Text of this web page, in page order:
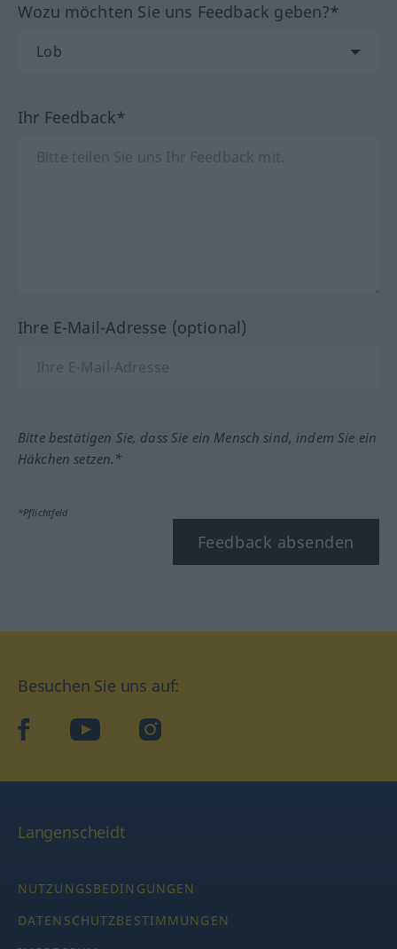
Wozu möchten Sie uns Feedback geben?*
Ihr Feedback*
Ihre E-Mail-Adresse (optional)
Bitte bestätigen Sie, dass Sie ein Mensch sind, indem Sie ein
Häkchen setzen.*
*Pflichtfeld
Feedback absenden
Besuchen Sie uns auf:
facebookYouTube Instagram
Langenscheidt
NUTZUNGSBEDINGUNGEN
DATENSCHUTZBESTIMMUNGEN